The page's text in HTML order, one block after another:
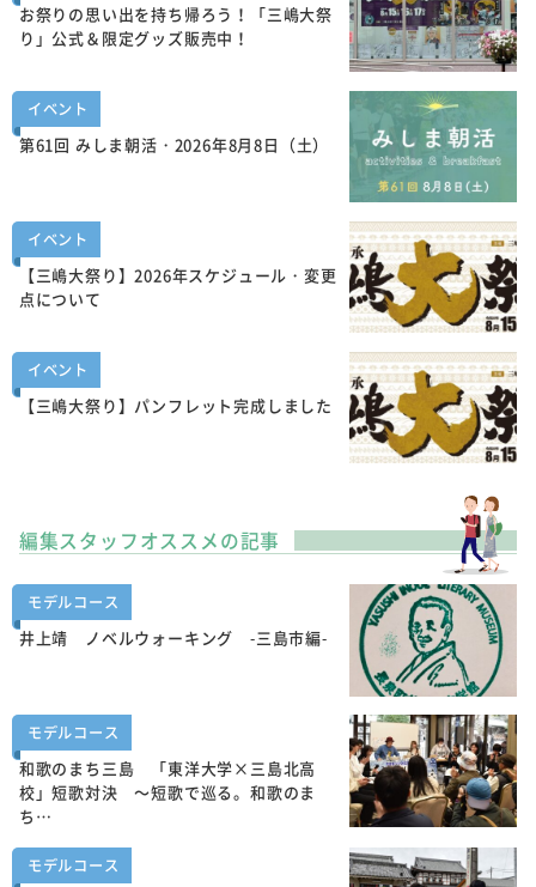
お祭りの思い出を持ち帰ろう！「三嶋大祭
り」公式＆限定グッズ販売中！
イベント
第61回 みしま朝活・2026年8月8日（土）
イベント
【三嶋大祭り】2026年スケジュール・変更
点について
イベント
【三嶋大祭り】パンフレット完成しました
編集スタッフオススメの記事
モデルコース
井上靖 ノベルウォーキング -三島市編-
モデルコース
和歌のまち三島 「東洋大学×三島北高
校」短歌対決 ～短歌で巡る。和歌のま
ち…
モデルコース